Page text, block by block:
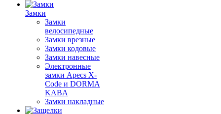
Замки
Замки
велосипедные
Замки врезные
Замки кодовые
Замки навесные
Электронные
замки Apecs X-
Code и DORMA
KABA
Замки накладные